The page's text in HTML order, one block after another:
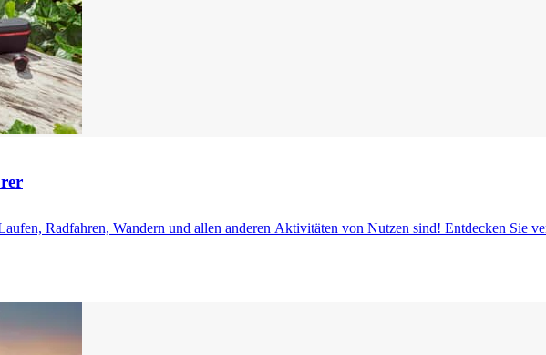
Radfahren, Wandern und allen anderen Aktivitäten von Nutzen sind! Entdecken Sie